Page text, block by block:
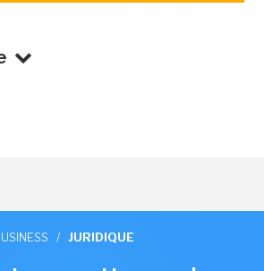
/ JURIDIQUE